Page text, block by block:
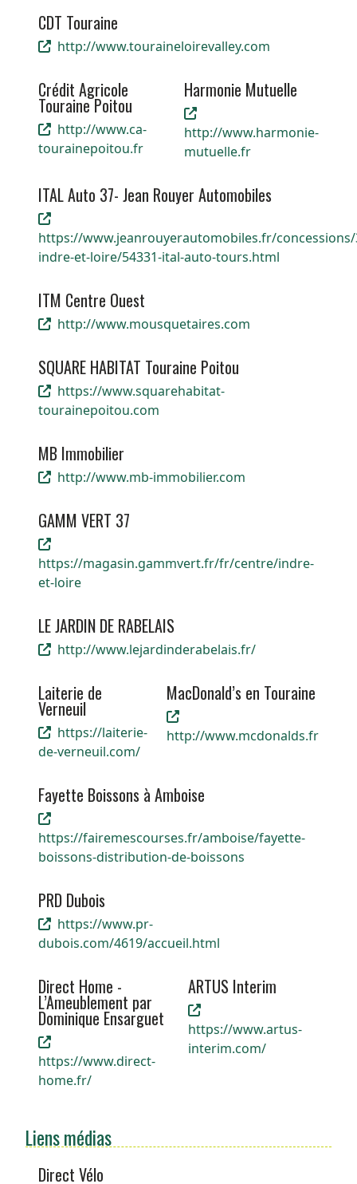
CDT Touraine
http://www.touraineloirevalley.com
Crédit Agricole
Touraine Poitou
http://www.ca-
tourainepoitou.fr
Harmonie Mutuelle
http://www.harmonie-
mutuelle.fr
ITAL Auto 37- Jean Rouyer Automobiles
https://www.jeanrouyerautomobiles.fr/concessions/
indre-et-loire/54331-ital-auto-tours.html
ITM Centre Ouest
http://www.mousquetaires.com
SQUARE HABITAT Touraine Poitou
https://www.squarehabitat-
tourainepoitou.com
MB Immobilier
http://www.mb-immobilier.com
GAMM VERT 37
https://magasin.gammvert.fr/fr/centre/indre-
et-loire
LE JARDIN DE RABELAIS
http://www.lejardinderabelais.fr/
Laiterie de
Verneuil
https://laiterie-
de-verneuil.com/
MacDonald’s en Touraine
http://www.mcdonalds.fr
Fayette Boissons à Amboise
https://fairemescourses.fr/amboise/fayette-
boissons-distribution-de-boissons
PRD Dubois
https://www.pr-
dubois.com/4619/accueil.html
Direct Home -
L’Ameublement par
Dominique Ensarguet
https://www.direct-
home.fr/
ARTUS Interim
https://www.artus-
interim.com/
Liens médias
Direct Vélo